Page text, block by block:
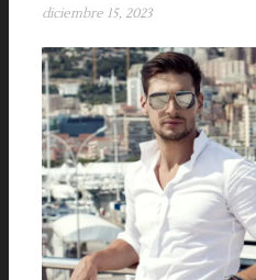
diciembre 15, 2023